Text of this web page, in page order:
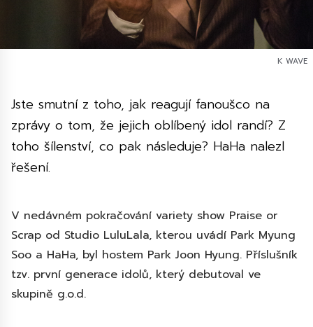
K WAVE
Jste smutní z toho, jak reagují fanoušco na
zprávy o tom, že jejich oblíbený idol randí? Z
toho šílenství, co pak následuje? HaHa nalezl
řešení.
V nedávném pokračování variety show Praise or
Scrap od Studio LuluLala, kterou uvádí Park Myung
Soo a HaHa, byl hostem Park Joon Hyung. Příslušník
tzv. první generace idolů, který debutoval ve
skupině g.o.d.